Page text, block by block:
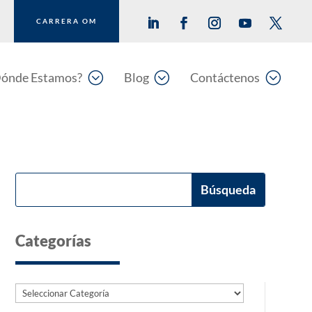
CARRERA OM
;
Estamos? ;
Blog ;
Contáctenos
Categorías
Categorías